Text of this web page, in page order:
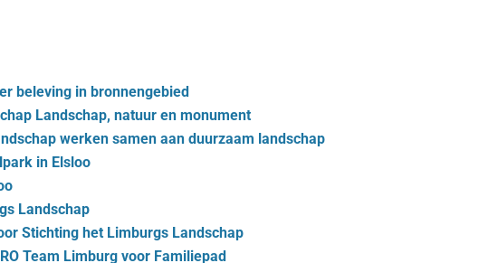
beleving in bronnengebied
Landschap, natuur en monument
werken samen aan duurzaam landschap
in Elsloo
Landschap
Stichting het Limburgs Landschap
Team Limburg voor Familiepad